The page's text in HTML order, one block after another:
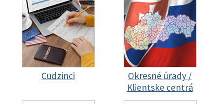
Cudzinci
Okresné úrady /
Klientske centrá